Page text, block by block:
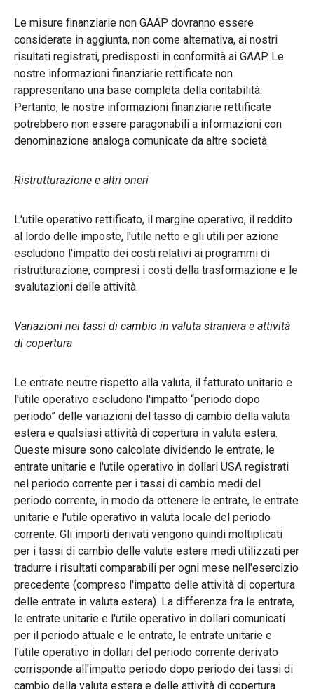
Le misure finanziarie non GAAP dovranno essere
considerate in aggiunta, non come alternativa, ai nostri
risultati registrati, predisposti in conformità ai GAAP. Le
nostre informazioni finanziarie rettificate non
rappresentano una base completa della contabilità.
Pertanto, le nostre informazioni finanziarie rettificate
potrebbero non essere paragonabili a informazioni con
denominazione analoga comunicate da altre società.
Ristrutturazione e altri oneri
L'utile operativo rettificato, il margine operativo, il reddito
al lordo delle imposte, l'utile netto e gli utili per azione
escludono l'impatto dei costi relativi ai programmi di
ristrutturazione, compresi i costi della trasformazione e le
svalutazioni delle attività.
Variazioni nei tassi di cambio in valuta straniera e attività
di copertura
Le entrate neutre rispetto alla valuta, il fatturato unitario e
l'utile operativo escludono l'impatto “periodo dopo
periodo” delle variazioni del tasso di cambio della valuta
estera e qualsiasi attività di copertura in valuta estera.
Queste misure sono calcolate dividendo le entrate, le
entrate unitarie e l'utile operativo in dollari USA registrati
nel periodo corrente per i tassi di cambio medi del
periodo corrente, in modo da ottenere le entrate, le entrate
unitarie e l'utile operativo in valuta locale del periodo
corrente. Gli importi derivati vengono quindi moltiplicati
per i tassi di cambio delle valute estere medi utilizzati per
tradurre i risultati comparabili per ogni mese nell'esercizio
precedente (compreso l'impatto delle attività di copertura
delle entrate in valuta estera). La differenza fra le entrate,
le entrate unitarie e l'utile operativo in dollari comunicati
per il periodo attuale e le entrate, le entrate unitarie e
l'utile operativo in dollari del periodo corrente derivato
corrisponde all'impatto periodo dopo periodo dei tassi di
cambio della valuta estera e delle attività di copertura.